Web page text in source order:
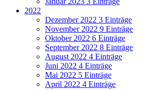
2022
Dezember 2022 3 Einträge
November 2022 9 Einträge
Oktober 2022 6 Einträge
September 2022 8 Einträge
August 2022 4 Einträge
Juni 2022 4 Einträge
Mai 2022 5 Einträge
April 2022 4 Einträge